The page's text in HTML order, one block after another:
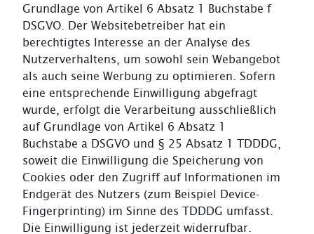
Grundlage von Artikel 6 Absatz 1 Buchstabe f
DSGVO. Der Websitebetreiber hat ein
berechtigtes Interesse an der Analyse des
Nutzerverhaltens, um sowohl sein Webangebot
als auch seine Werbung zu optimieren. Sofern
eine entsprechende Einwilligung abgefragt
wurde, erfolgt die Verarbeitung ausschließlich
auf Grundlage von Artikel 6 Absatz 1
Buchstabe a DSGVO und § 25 Absatz 1 TDDDG,
soweit die Einwilligung die Speicherung von
Cookies oder den Zugriff auf Informationen im
Endgerät des Nutzers (zum Beispiel Device-
Fingerprinting) im Sinne des TDDDG umfasst.
Die Einwilligung ist jederzeit widerrufbar.